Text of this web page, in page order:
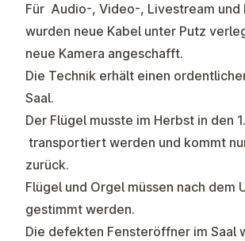
Für Audio-, Video-, Livestream und
wurden neue Kabel unter Putz
neue Kamera angeschafft.
Die Technik erhält einen
Saal.
Der Flügel musste im Herbst in den
transportiert werden und kommt
zurück.
Flügel und Orgel müssen nach dem
gestimmt werden.
Die defekten Fensteröffner im Saal